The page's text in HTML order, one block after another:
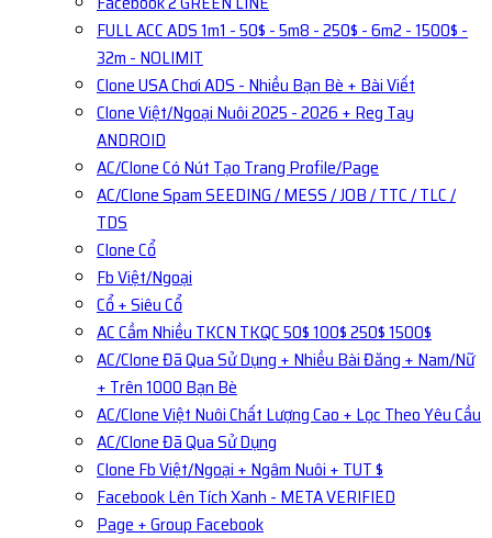
FULL ACC ADS 1m1 - 50$ - 5m8 - 250$ - 6m2 - 1500$ -
32m - NOLIMIT
Clone USA Chơi ADS - Nhiều Bạn Bè + Bài Viết
Clone Việt/Ngoại Nuôi 2025 - 2026 + Reg Tay
ANDROID
AC/Clone Có Nút Tạo Trang Profile/Page
AC/Clone Spam SEEDING / MESS / JOB / TTC / TLC /
TDS
Clone Cổ
Fb Việt/Ngoại
Cổ + Siêu Cổ
AC Cầm Nhiều TKCN TKQC 50$ 100$ 250$ 1500$
AC/Clone Đã Qua Sử Dụng + Nhiều Bài Đăng + Nam/Nữ
+ Trên 1000 Bạn Bè
AC/Clone Việt Nuôi Chất Lượng Cao + Lọc Theo Yêu Cầu
AC/Clone Đã Qua Sử Dụng
Clone Fb Việt/Ngoại + Ngâm Nuôi + TUT $
Facebook Lên Tích Xanh - META VERIFIED
Page + Group Facebook